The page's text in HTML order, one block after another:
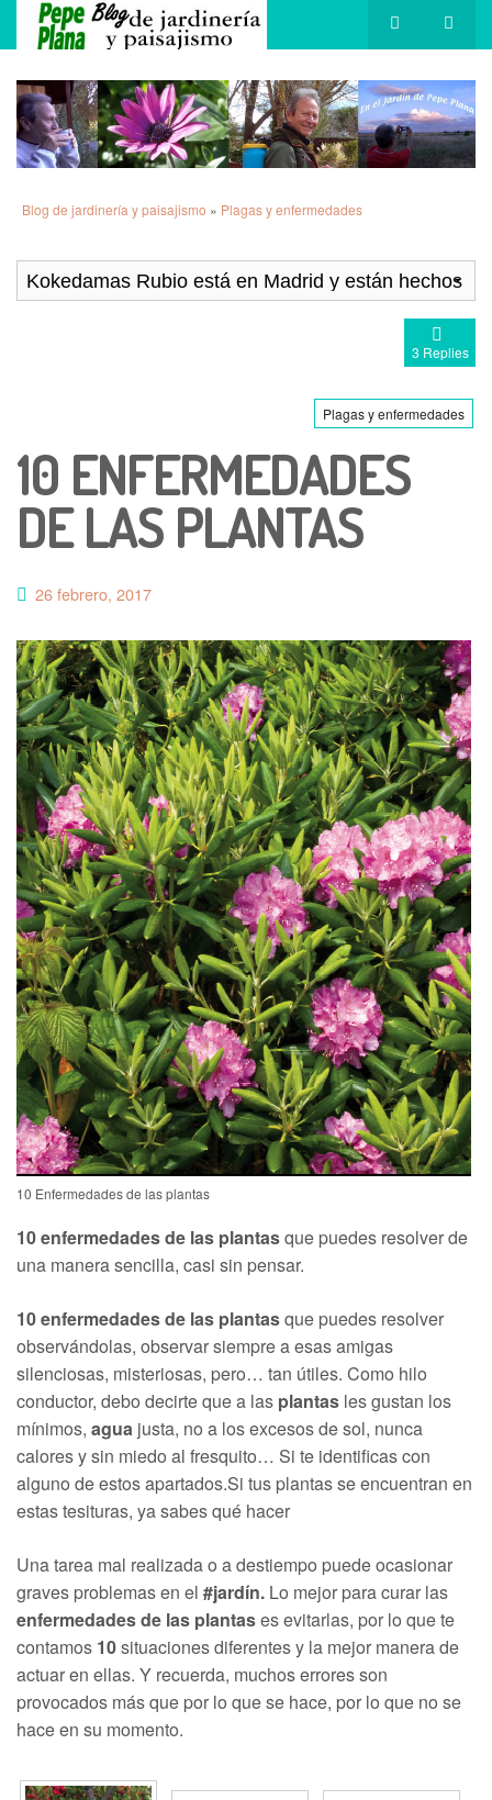
Blog de jardinería y paisajismo » Plagas y enfermedades
3 Replies
Plagas y enfermedades
10 ENFERMEDADES
DE LAS PLANTAS
26 febrero, 2017
10 Enfermedades de las plantas
10 enfermedades de las plantasque puedes resolver de
una manera sencilla, casi sin pensar.
10 enfermedades de las plantasque puedes resolver
observándolas, observar siempre a esas amigas
silenciosas, misteriosas, pero… tan útiles. Como hilo
conductor, debo decirte que a las plantas les gustan los
mínimos, agua justa, no a los excesos de sol, nunca
calores y sin miedo al fresquito… Si te identificas con
alguno de estos apartados.Si tus plantas se encuentran en
estas tesituras, ya sabes qué hacer
Una tarea mal realizada o a destiempo puede ocasionar
graves problemas en el #jardín. Lo mejor para curar las
enfermedades de las plantases evitarlas, por lo que te
contamos 10situaciones diferentes y la mejor manera de
actuar en ellas. Y recuerda, muchos errores son
provocados más que por lo que se hace, por lo que no se
hace en su momento.